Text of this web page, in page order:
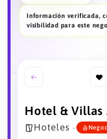
Información verificada,
visibilidad para este
Hotel & Villas
Hoteles